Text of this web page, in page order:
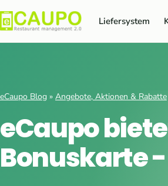
Liefersystem
eCaupo Blog » Angebote, Aktionen & Rabatte
eCaupo
Bonuskarte